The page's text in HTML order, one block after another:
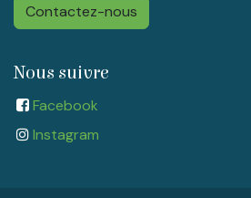
Contactez-nous
Nous suivre
Facebook
Instagram​